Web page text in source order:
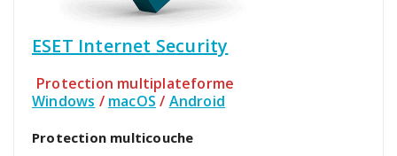
ESET Internet Security
Protection multiplateforme
Windows / macOS / Android
Protection multicouche